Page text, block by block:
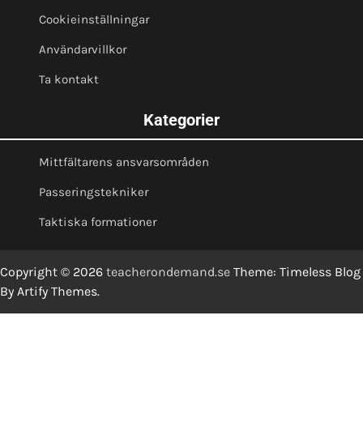
Cookieinställningar
Användarvillkor
Ta kontakt
Kategorier
Mittfältarens ansvarsområden
Passeringstekniker
Taktiska formationer
Copyright © 2026 teacherondemand.se Theme: Timeless Blog
By Artify Themes.